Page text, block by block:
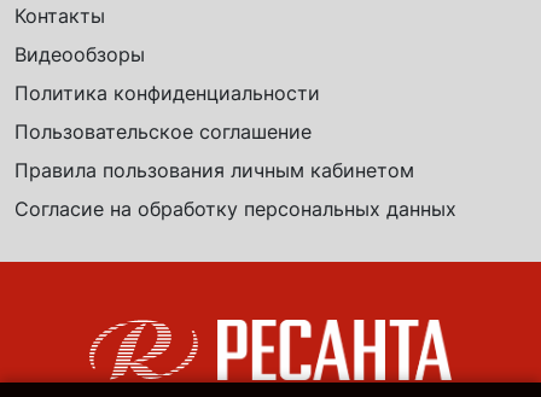
Контакты
Видеообзоры
Политика конфиденциальности
Пользовательское соглашение
Правила пользования личным кабинетом
Согласие на обработку персональных данных